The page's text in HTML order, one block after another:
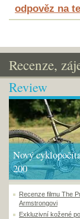
odpověz na
Recenze,
Review
Nový
200
Recenze filmu The
Armstrongovi
Exkluzivní kožené